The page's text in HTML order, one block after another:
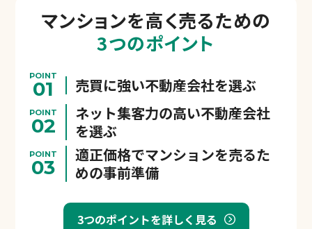
マンションを高く売るための
3つのポイント
POINT
01 売買に強い不動産会社を選ぶ
POINT
02
ネット集客力の高い不動産会社
を選ぶ
POINT
03
適正価格でマンションを売るた
めの事前準備
3つのポイントを詳しく見る